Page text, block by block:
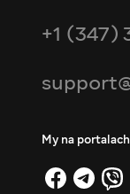
+1 (347)
My na